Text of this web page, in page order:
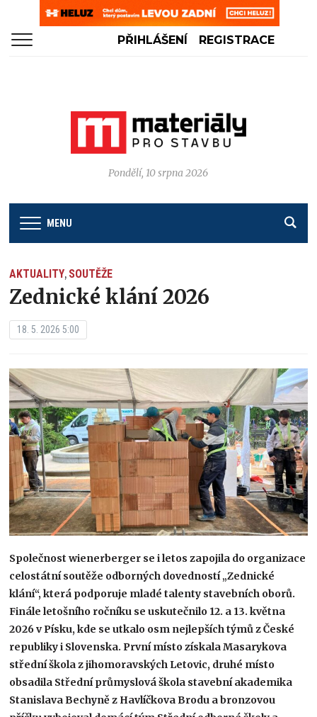
PŘIHLÁŠENÍ REGISTRACE
Pondělí, 10 srpna 2026
MENU
AKTUALITY, SOUTĚŽE
Zednické klání 2026
18. 5. 2026 5:00
Společnost wienerberger se i letos zapojila do organizace
celostátní soutěže odborných dovedností „Zednické
klání“, která podporuje mladé talenty stavebních oborů.
Finále letošního ročníku se uskutečnilo 12. a 13. května
2026 v Písku, kde se utkalo osm nejlepších týmů z České
republiky i Slovenska. První místo získala Masarykova
střední škola z jihomoravských Letovic, druhé místo
obsadila Střední průmyslová škola stavební akademika
Stanislava Bechyně z Havlíčkova Brodu a bronzovou